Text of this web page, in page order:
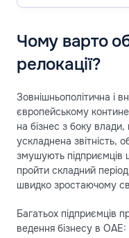
Чому варто
релокації?
Зовнішньополітична і
європейському
на бізнес з боку влади,
ускладнена звітність,
змушують підприємців
пройти складний
швидко зростаючому
Багатьох підприємців
ведення бізнесу в ОАЕ: